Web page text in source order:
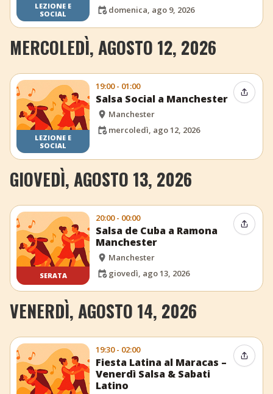
LEZIONE E
SOCIAL
domenica, ago 9, 2026
MERCOLEDÌ, AGOSTO 12, 2026
LEZIONE E
SOCIAL
19:00 - 01:00
Salsa Social a Manchester
Manchester
mercoledì, ago 12, 2026
GIOVEDÌ, AGOSTO 13, 2026
SERATA
20:00 - 00:00
Salsa de Cuba a Ramona
Manchester
Manchester
giovedì, ago 13, 2026
VENERDÌ, AGOSTO 14, 2026
19:30 - 02:00
Fiesta Latina al Maracas –
Venerdì Salsa & Sabati
Latino